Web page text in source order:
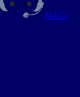
NAG: